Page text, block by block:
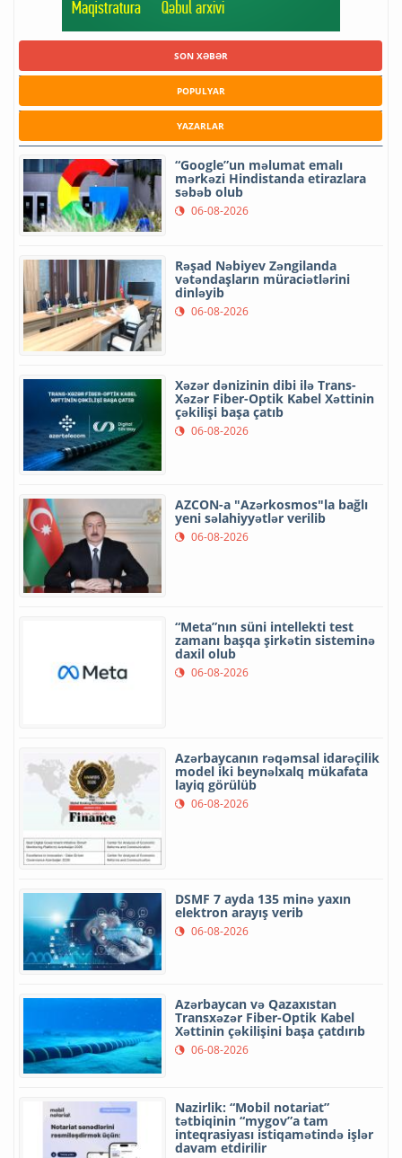
SON XƏBƏR
POPULYAR
YAZARLAR
“Google”un məlumat emalı
mərkəzi Hindistanda etirazlara
səbəb olub
06-08-2026
Rəşad Nəbiyev Zəngilanda
vətəndaşların müraciətlərini
dinləyib
06-08-2026
Xəzər dənizinin dibi ilə Trans-
Xəzər Fiber-Optik Kabel Xəttinin
çəkilişi başa çatıb
06-08-2026
AZCON-a "Azərkosmos"la bağlı
yeni səlahiyyətlər verilib
06-08-2026
“Meta”nın süni intellekti test
zamanı başqa şirkətin sisteminə
daxil olub
06-08-2026
Azərbaycanın rəqəmsal idarəçilik
model iki beynəlxalq mükafata
layiq görülüb
06-08-2026
DSMF 7 ayda 135 minə yaxın
elektron arayış verib
06-08-2026
Azərbaycan və Qazaxıstan
Transxəzər Fiber-Optik Kabel
Xəttinin çəkilişini başa çatdırıb
06-08-2026
Nazirlik: “Mobil notariat”
tətbiqinin “mygov”a tam
inteqrasiyası istiqamətində işlər
davam etdirilir